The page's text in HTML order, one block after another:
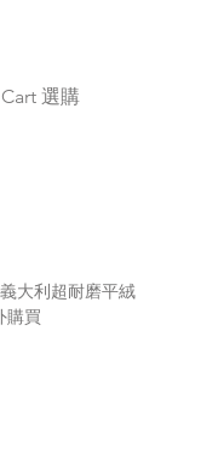
選購
大利超耐磨平絨
購買